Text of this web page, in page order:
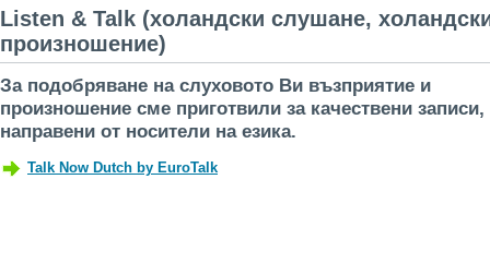
Listen & Talk (холандски слушане,
произношение)
За подобряване на слуховото Ви възприятие и
произношение сме приготвили за качествени записи,
направени от носители на езика.